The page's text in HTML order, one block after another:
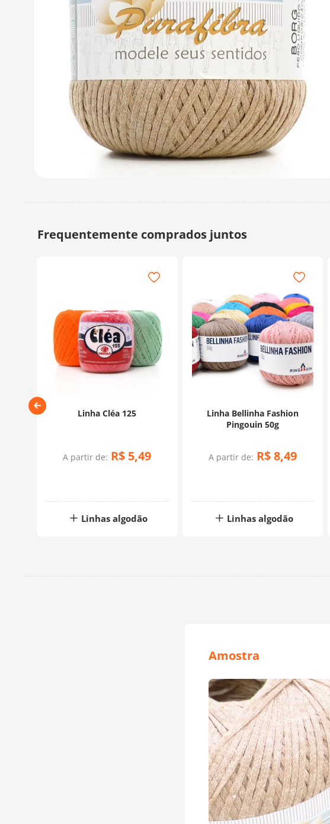
Linha Cléa 125
A partir de: R$ 5,49
Linhas algodão
Linha Bellinha Fashion
Pingouin 50g
A partir de: R$8,49
Linhas algodão
Amostra